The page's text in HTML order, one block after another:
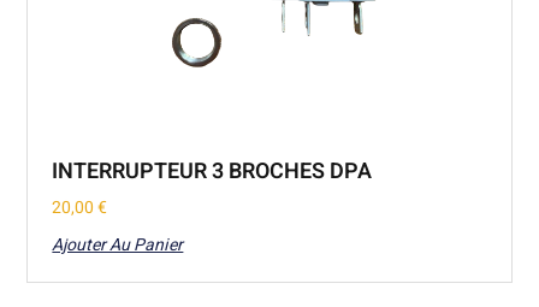
INTERRUPTEUR 3 BROCHES DPA
20,00€
Ajouter Au Panier